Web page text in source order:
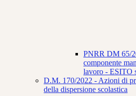
PNRR DM 65/
componente
lavoro - ESITO
D.M. 170/2022 - Azioni di
della dispersione scolastica